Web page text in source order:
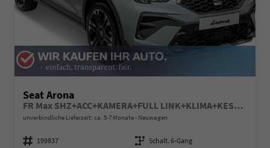
Seat Arona
FR Max SHZ+ACC+KAMERA+FULL LINK+KLIMA+KESSY+LED+16" ALU
unverbindliche Lieferzeit: ca. 5-7 Monate Neuwagen
Fahrzeugnummer 199837 Getriebe Schalt. 6-Gang